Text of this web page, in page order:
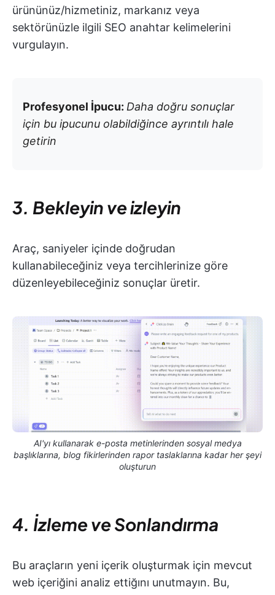
ürününüz/hizmetiniz, markanız veya
sektörünüzle ilgili SEO anahtar kelimelerini
vurgulayın.
Profesyonel İpucu: Daha doğru sonuçlar
için bu ipucunu olabildiğince ayrıntılı hale
getirin
3. Bekleyin ve izleyin
Araç, saniyeler içinde doğrudan
kullanabileceğiniz veya tercihlerinize göre
düzenleyebileceğiniz sonuçlar üretir.
AI'yı kullanarak e-posta metinlerinden sosyal medya
başlıklarına, blog fikirlerinden rapor taslaklarına kadar her şeyi
oluşturun
4. İzleme ve Sonlandırma
Bu araçların yeni içerik oluşturmak için mevcut
web içeriğini analiz ettiğını unutmayın. Bu,